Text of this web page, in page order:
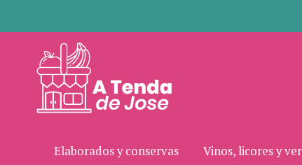
Elaborados y conservas Vinos, licores y